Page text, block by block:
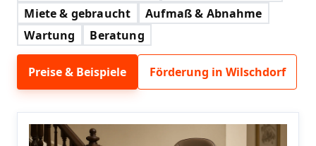
Miete & gebraucht
Aufmaß & Abnahme
Wartung
Beratung
Preise & Beispiele Förderung in Wilschdorf